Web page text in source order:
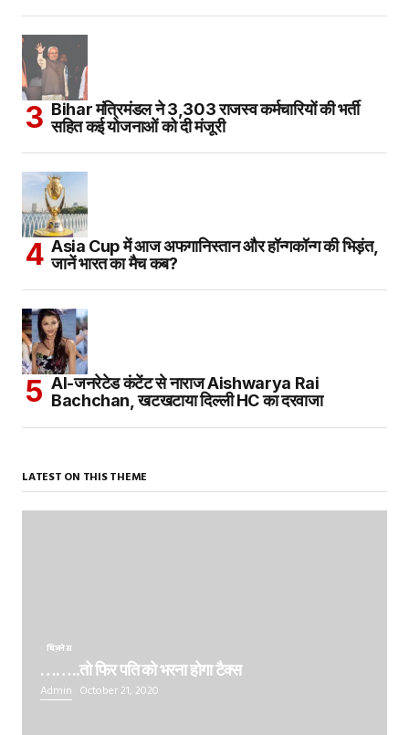
Bihar मंत्रिमंडल ने 3,303 राजस्व कर्मचारियों की भर्ती
सहित कई योजनाओं को दी मंजूरी
Asia Cup में आज अफगानिस्तान और हॉन्गकॉन्ग की भिड़ंत,
जानें भारत का मैच कब?
AI-जनरेटेड कंटेंट से नाराज Aishwarya Rai
Bachchan, खटखटाया दिल्ली HC का दरवाजा
LATEST ON THIS THEME
बिज़नेस
……..तो फिर पति को भरना होगा टैक्स
Admin October 21, 2020